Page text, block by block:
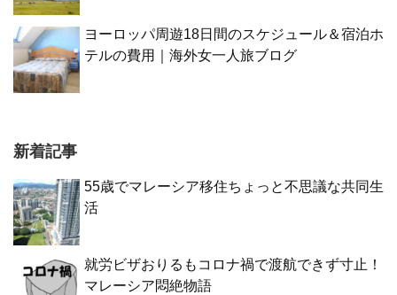
ヨーロッパ周遊18日間のスケジュール＆宿泊ホ
テルの費用｜海外女一人旅ブログ
新着記事
55歳でマレーシア移住ちょっと不思議な共同生
活
就労ビザおりるもコロナ禍で渡航できず寸止！
マレーシア悶絶物語